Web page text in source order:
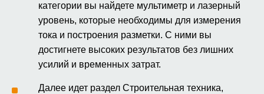
категории вы найдете мультиметр и лазерный
уровень, которые необходимы для измерения
тока и построения разметки. С ними вы
достигнете высоких результатов без лишних
усилий и временных затрат.
Далее идет раздел Строительная техника,